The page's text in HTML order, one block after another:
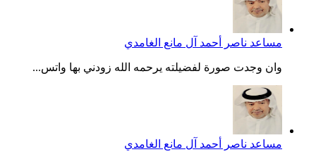
مساعد ناصر أحمد آل مانع الغامدي
وان وجدت صورة لفضيلته يرحمه الله زودني بها واتس...
مساعد ناصر أحمد آل مانع الغامدي